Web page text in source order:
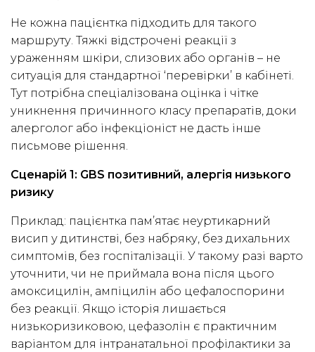
Не кожна пацієнтка підходить для такого
маршруту. Тяжкі відстрочені реакції з
ураженням шкіри, слизових або органів – не
ситуація для стандартної ‘перевірки’ в кабінеті.
Тут потрібна спеціалізована оцінка і чітке
уникнення причинного класу препаратів, доки
алерголог або інфекціоніст не дасть інше
письмове рішення.
Сценарій 1: GBS позитивний, алергія низького
ризику
Приклад: пацієнтка пам’ятає неуртикарний
висип у дитинстві, без набряку, без дихальних
симптомів, без госпіталізації. У такому разі варто
уточнити, чи не приймала вона після цього
амоксицилін, ампіцилін або цефалоспорини
без реакції. Якщо історія лишається
низькоризиковою, цефазолін є практичним
варіантом для інтранатальної профілактики за